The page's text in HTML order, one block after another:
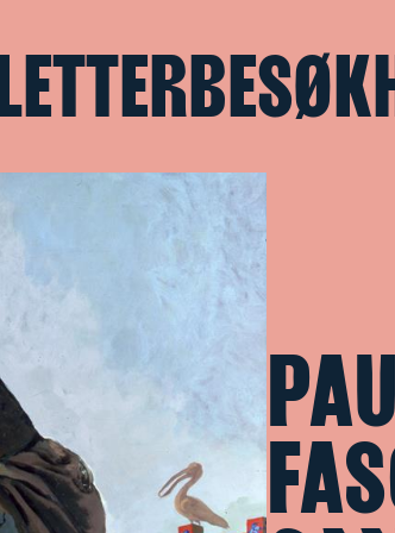
BESØK